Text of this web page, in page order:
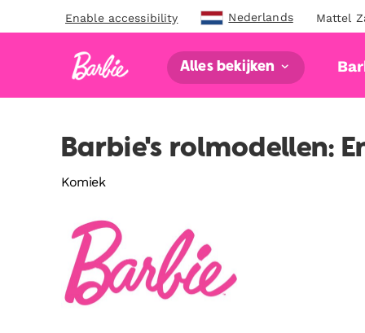
Enable accessibility Nederlands Mattel
Alles bekijken
Barbie's rolmodellen:
Komiek